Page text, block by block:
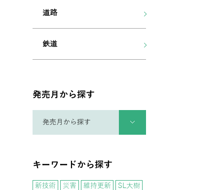
道路
鉄道
発売月から探す
キーワードから探す
新技術 災害 維持更新
SL大樹